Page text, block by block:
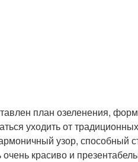
план озеленения,
уходить от
узор, способный
красиво и